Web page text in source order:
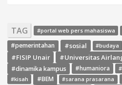
TAG #portal web pers mahasiswa
#pemerintahan
#sosial #budaya
#FISIP Unair #Universitas
#dinamika kampus #humaniora
#kisah
#BEM #sarana prasarana